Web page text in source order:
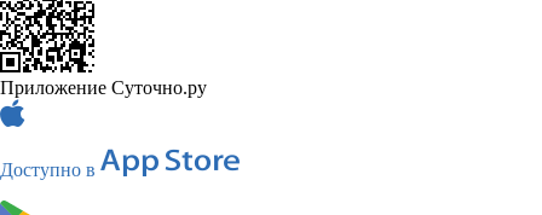
Приложение Суточно.ру
Доступно в